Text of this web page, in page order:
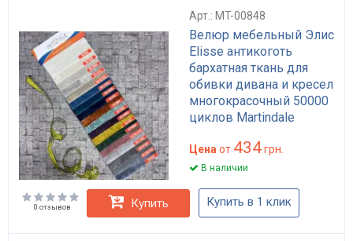
Арт.: MT-00848
Велюр мебельный Элис
Elisse антикоготь
бархатная ткань для
обивки дивана и кресел
многокрасочный 50000
циклов Martindale
Цена от 434грн.
В наличии
0 отзывов Купить Купить в 1 клик